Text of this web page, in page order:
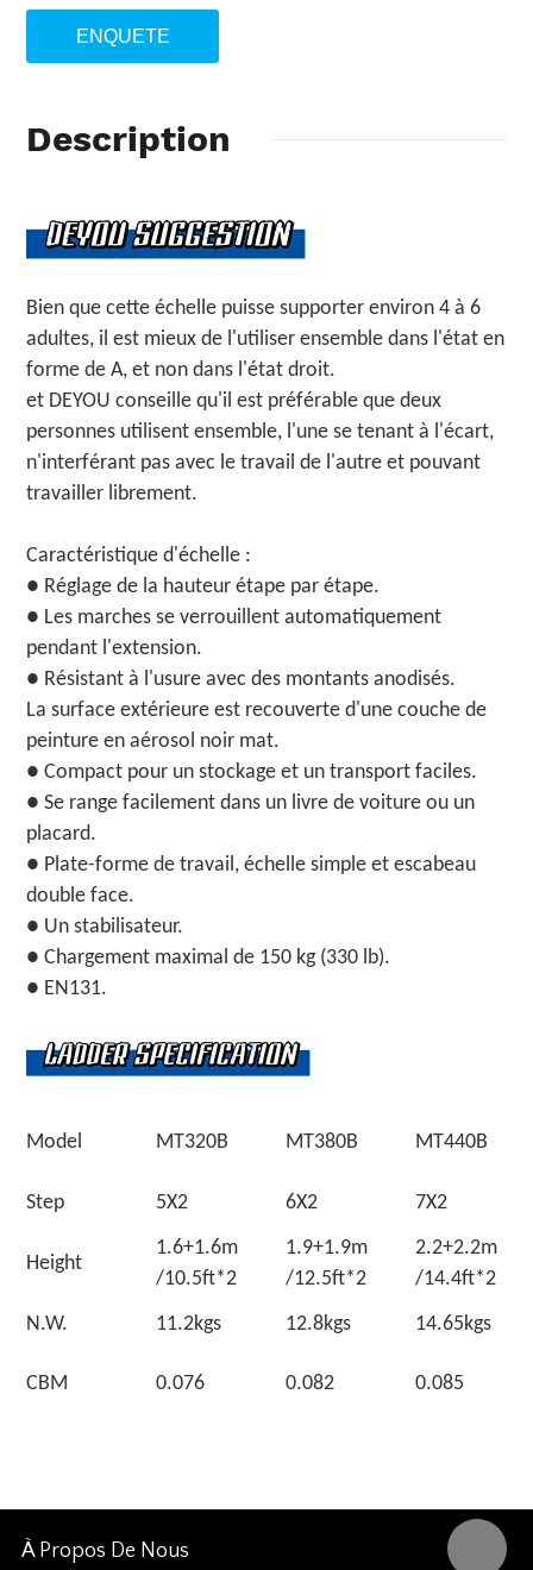
ENQUETE
Description
Bien que cette échelle puisse supporter environ 4 à 6
adultes, il est mieux de l'utiliser ensemble dans l'état en
forme de A, et non dans l'état droit.
et DEYOU conseille qu'il est préférable que deux
personnes utilisent ensemble, l'une se tenant à l'écart,
n'interférant pas avec le travail de l'autre et pouvant
travailler librement.
Caractéristique d'échelle :
● Réglage de la hauteur étape par étape.
● Les marches se verrouillent automatiquement
pendant l'extension.
● Résistant à l'usure avec des montants anodisés.
La surface extérieure est recouverte d'une couche de
peinture en aérosol noir mat.
● Compact pour un stockage et un transport faciles.
● Se range facilement dans un livre de voiture ou un
placard.
● Plate-forme de travail, échelle simple et escabeau
double face.
● Un stabilisateur.
● Chargement maximal de 150 kg (330 lb).
● EN131.
Model MT320B MT380B MT440B
Step 5X2 6X2 7X2
Height
1.6+1.6m
/10.5ft*2
1.9+1.9m
/12.5ft*2
/14.4ft*2
N.W.
11.2kgs 12.8kgs 14.65kgs
CBM 0.076 0.082 0.085
À Propos De Nous